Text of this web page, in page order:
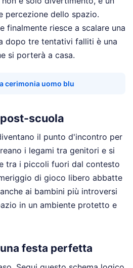
percezione dello spazio.
finalmente riesce a scalare una
dopo tre tentativi falliti è una
si porterà a casa.
cerimonia uomo blu
scuola
il punto d'incontro per
i legami tra genitori e si
tra i piccoli fuori dal contesto
di gioco libero abbatte
ai bambini più introversi
in un ambiente protetto e
festa perfetta